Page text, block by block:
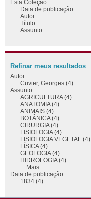
Esta Coleção
Data de publicação
Autor
Título
Assunto
Refinar meus resultados
Autor
Cuvier, Georges (4)
Assunto
AGRICULTURA (4)
ANATOMIA (4)
ANIMAIS (4)
BOTÂNICA (4)
CIRURGIA (4)
FISIOLOGIA (4)
FISIOLOGIA VEGETAL (4)
FÍSICA (4)
GEOLOGIA (4)
HIDROLOGIA (4)
... Mais
Data de publicação
1834 (4)